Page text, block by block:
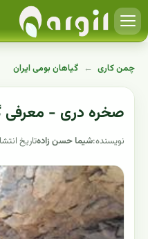
چمن کاری ← گیاهان بومی ایران
صخره دری - معرفی
نویسنده:شیما حسن زادهتاریخ